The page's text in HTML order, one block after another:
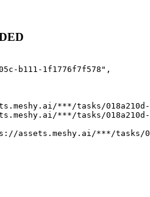
b111-1f1776f7f578" ,
***/tasks/018a210d-
***/tasks/018a210d-
assets.meshy.ai/***/tasks/